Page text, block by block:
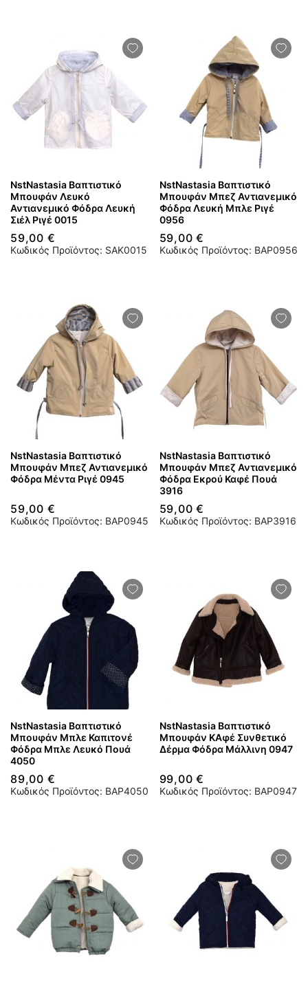
NstNastasia Βαπτιστικό
Μπουφάν Λευκό
Αντιανεμικό Φόδρα Λευκή
Σιέλ Ριγέ 0015
59,00 €
Κωδικός Προϊόντος: SAK0015
NstNastasia Βαπτιστικό
Μπουφάν Μπεζ Αντιανεμικό
Φόδρα Λευκή Μπλε Ριγέ
0956
59,00 €
Κωδικός Προϊόντος: BAP0956
NstNastasia Βαπτιστικό
Μπουφάν Μπεζ Αντιανεμικό
Φόδρα Μέντα Ριγέ 0945
59,00 €
Κωδικός Προϊόντος: BAP0945
NstNastasia Βαπτιστικό
Μπουφάν Μπεζ Αντιανεμικό
Φόδρα Εκρού Καφέ Πουά
3916
59,00 €
Κωδικός Προϊόντος: BAP3916
NstNastasia Βαπτιστικό
Μπουφάν Μπλε Καπιτονέ
Φόδρα Μπλε Λευκό Πουά
4050
89,00 €
Κωδικός Προϊόντος: BAP4050
NstNastasia Βαπτιστικό
Μπουφάν ΚΑφέ Συνθετικό
Δέρμα Φόδρα Μάλλινη 0947
99,00 €
Κωδικός Προϊόντος: BAP0947